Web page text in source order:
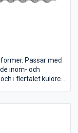
Passar med
inom- och
i flertalet kulörer